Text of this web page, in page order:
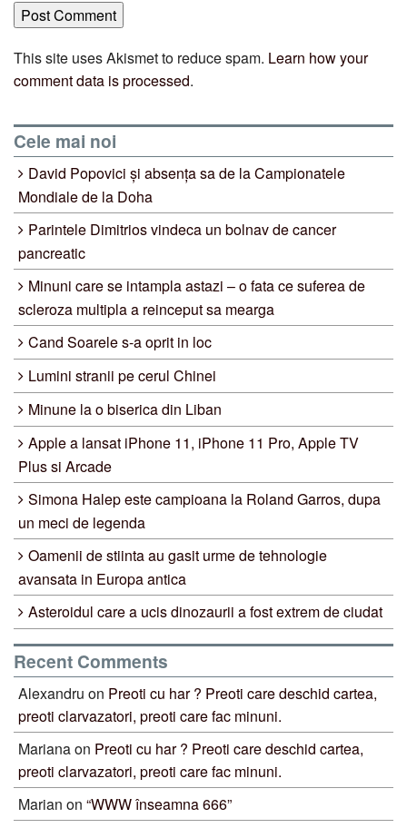
This site uses Akismet to reduce spam. Learn how your
comment data is processed.
Cele mai noi
David Popovici și absența sa de la Campionatele
Mondiale de la Doha
Parintele Dimitrios vindeca un bolnav de cancer
pancreatic
Minuni care se intampla astazi – o fata ce suferea de
scleroza multipla a reinceput sa mearga
Cand Soarele s-a oprit in loc
Lumini stranii pe cerul Chinei
Minune la o biserica din Liban
Apple a lansat iPhone 11, iPhone 11 Pro, Apple TV
Plus si Arcade
Simona Halep este campioana la Roland Garros, dupa
un meci de legenda
Oamenii de stiinta au gasit urme de tehnologie
avansata in Europa antica
Asteroidul care a ucis dinozaurii a fost extrem de ciudat
Recent Comments
Alexandru on Preoti cu har ? Preoti care deschid cartea,
preoti clarvazatori, preoti care fac minuni.
Marianaon Preoti cu har ? Preoti care deschid cartea,
preoti clarvazatori, preoti care fac minuni.
Marian on “WWW înseamna 666”